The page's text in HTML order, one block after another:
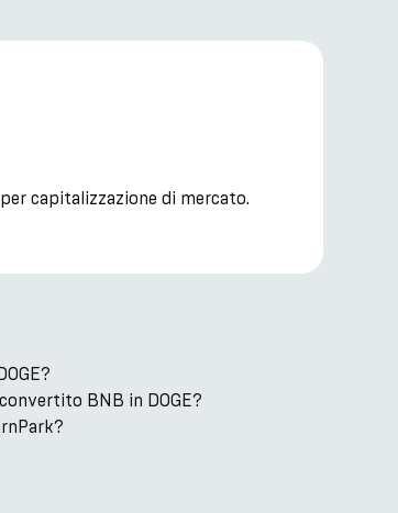
capitalizzazione di mercato.
BNB in DOGE?